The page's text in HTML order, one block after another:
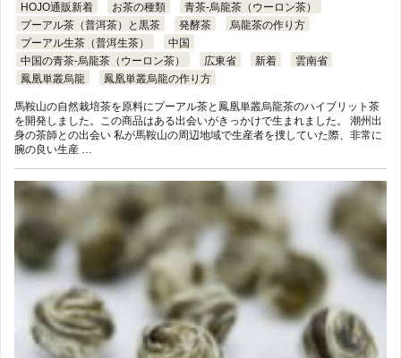
HOJO通販新着 お茶の種類
青茶-烏龍茶（ウーロン茶）
プーアル茶（普洱茶）と黒茶
発酵茶
烏龍茶の作り方
プーアル生茶（普洱生茶）
中国
中国の青茶-烏龍茶（ウーロン茶）
広東省 新着
雲南省
鳳凰単叢烏龍
鳳凰単叢烏龍の作り方
馬鞍山の自然栽培茶を原料にプーアル茶と鳳凰単叢烏龍茶のハイブリット茶
を開発しました。この商品はある出会いがきっかけで生まれました。 潮州出
身の茶師との出会い 私が馬鞍山の周辺地域で生産者を捜していた際、非常に
腕の良い生産 …